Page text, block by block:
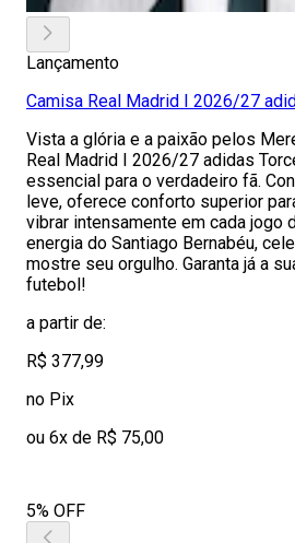
Lançamento
Camisa Real Madrid I 2026/27
Vista a glória e a paixão pelos
Real Madrid I 2026/27 adidas
essencial para o verdadeiro fã.
leve, oferece conforto superior
vibrar intensamente em cada jogo
energia do Santiago Bernabéu,
mostre seu orgulho. Garanta já a
futebol!
a partir de:
R$ 377,99
no Pix
ou 6x de R$ 75,00
5% OFF